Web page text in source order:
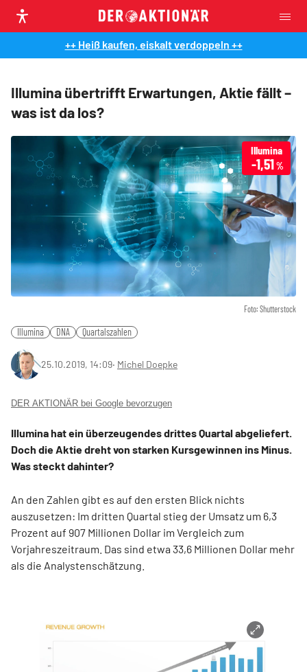
++ Heiß kaufen, eiskalt verdoppeln ++
Illumina übertrifft Erwartungen, Aktie fällt –
was ist da los?
Foto: Shutterstock
Illumina
-1,51%
Illumina DNA Quartalszahlen
25.10.2019, 14:09‧ Michel Doepke
DER AKTIONÄR bei Google bevorzugen
Illumina hat ein überzeugendes drittes Quartal abgeliefert.
Doch die Aktie dreht von starken Kursgewinnen ins Minus.
Was steckt dahinter?
An den Zahlen gibt es auf den ersten Blick nichts
auszusetzen: Im dritten Quartal stieg der Umsatz um 6,3
Prozent auf 907 Millionen Dollar im Vergleich zum
Vorjahreszeitraum. Das sind etwa 33,6 Millionen Dollar mehr
als die Analystenschätzung.